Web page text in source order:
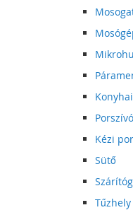
Porszívó
Kézi
Sütő
Tűzhely